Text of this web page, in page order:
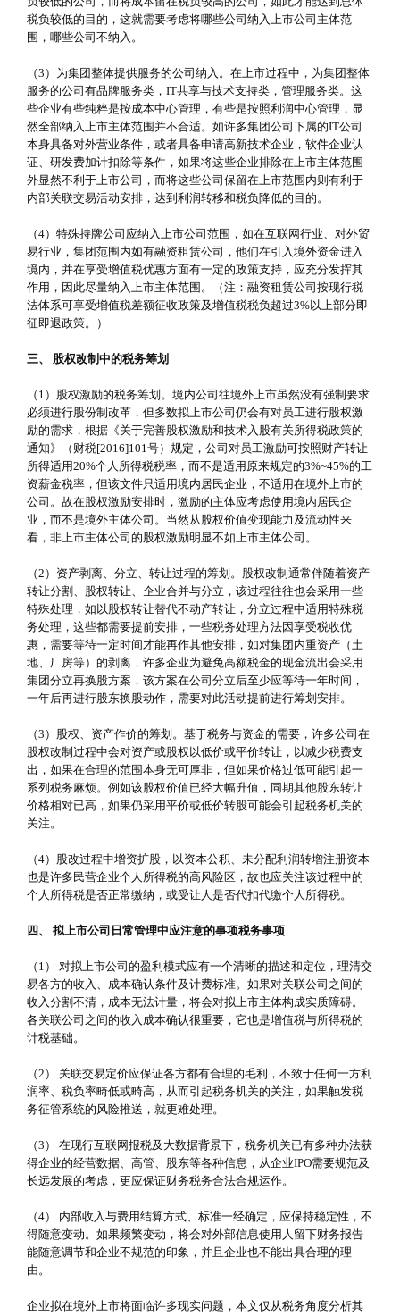
税负较低的目的，这就需要考虑将哪些公司纳入上市公司主体范
围，哪些公司不纳入。
（3）为集团整体提供服务的公司纳入。在上市过程中，为集团整体
服务的公司有品牌服务类，IT共享与技术支持类，管理服务类。这
些企业有些纯粹是按成本中心管理，有些是按照利润中心管理，显
然全部纳入上市主体范围并不合适。如许多集团公司下属的IT公司
本身具备对外营业条件，或者具备申请高新技术企业，软件企业认
证、研发费加计扣除等条件，如果将这些企业排除在上市主体范围
外显然不利于上市公司，而将这些公司保留在上市范围内则有利于
内部关联交易活动安排，达到利润转移和税负降低的目的。
（4）特殊持牌公司应纳入上市公司范围，如在互联网行业、对外贸
易行业，集团范围内如有融资租赁公司，他们在引入境外资金进入
境内，并在享受增值税优惠方面有一定的政策支持，应充分发挥其
作用，因此尽量纳入上市主体范围。（注：融资租赁公司按现行税
法体系可享受增值税差额征收政策及增值税税负超过3%以上部分即
征即退政策。）
三、 股权改制中的税务筹划
（1）股权激励的税务筹划。境内公司往境外上市虽然没有强制要求
必须进行股份制改革，但多数拟上市公司仍会有对员工进行股权激
励的需求，根据《关于完善股权激励和技术入股有关所得税政策的
通知》（财税[2016]101号）规定，公司对员工激励可按照财产转让
所得适用20%个人所得税税率，而不是适用原来规定的3%~45%的工
资薪金税率，但该文件只适用境内居民企业，不适用在境外上市的
公司。故在股权激励安排时，激励的主体应考虑使用境内居民企
业，而不是境外主体公司。当然从股权价值变现能力及流动性来
看，非上市主体公司的股权激励明显不如上市主体公司。
（2）资产剥离、分立、转让过程的筹划。股权改制通常伴随着资产
转让分割、股权转让、企业合并与分立，该过程往往也会采用一些
特殊处理，如以股权转让替代不动产转让，分立过程中适用特殊税
务处理，这些都需要提前安排，一些税务处理方法因享受税收优
惠，需要等待一定时间才能再作其他安排，如对集团内重资产（土
地、厂房等）的剥离，许多企业为避免高额税金的现金流出会采用
集团分立再换股方案，该方案在公司分立后至少应等待一年时间，
一年后再进行股东换股动作，需要对此活动提前进行筹划安排。
（3）股权、资产作价的筹划。基于税务与资金的需要，许多公司在
股权改制过程中会对资产或股权以低价或平价转让，以减少税费支
出，如果在合理的范围本身无可厚非，但如果价格过低可能引起一
系列税务麻烦。例如该股权价值已经大幅升值，同期其他股东转让
价格相对已高，如果仍采用平价或低价转股可能会引起税务机关的
关注。
（4）股改过程中增资扩股，以资本公积、未分配利润转增注册资本
也是许多民营企业个人所得税的高风险区，故也应关注该过程中的
个人所得税是否正常缴纳，或受让人是否代扣代缴个人所得税。
四、 拟上市公司日常管理中应注意的事项税务事项
（1） 对拟上市公司的盈利模式应有一个清晰的描述和定位，理清交
易各方的收入、成本确认条件及计费标准。如果对关联公司之间的
收入分割不清，成本无法计量，将会对拟上市主体构成实质障碍。
各关联公司之间的收入成本确认很重要，它也是增值税与所得税的
计税基础。
（2） 关联交易定价应保证各方都有合理的毛利，不致于任何一方利
润率、税负率畸低或畸高，从而引起税务机关的关注，如果触发税
务征管系统的风险推送，就更难处理。
（3） 在现行互联网报税及大数据背景下，税务机关已有多种办法获
得企业的经营数据、高管、股东等各种信息，从企业IPO需要规范及
长远发展的考虑，更应保证财务税务合法合规运作。
（4） 内部收入与费用结算方式、标准一经确定，应保持稳定性，不
得随意变动。如果频繁变动，将会对外部信息使用人留下财务报告
能随意调节和企业不规范的印象，并且企业也不能出具合理的理
由。
企业拟在境外上市将面临许多现实问题，本文仅从税务角度分析其